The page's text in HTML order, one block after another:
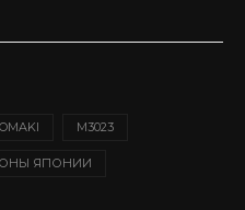
M3023
ЯПОНИИ